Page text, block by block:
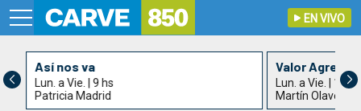
EN VIVO
Así nos va
Lun. a Vie. | 9 hs
Patricia Madrid
Valor
Lun. a Vie. | 11 hs
Martín Olaverry